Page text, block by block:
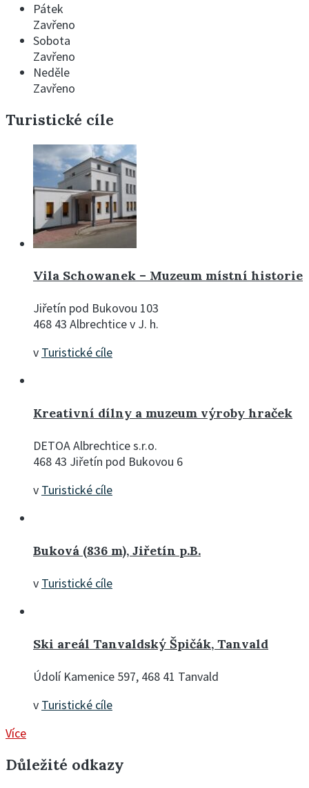
Pátek
Zavřeno
Sobota
Zavřeno
Neděle
Zavřeno
Turistické cíle
Vila Schowanek – Muzeum místní historie
Jiřetín pod Bukovou 103
468 43 Albrechtice v J. h.
v Turistické cíle
Kreativní dílny a muzeum výroby hraček
DETOA Albrechtice s.r.o.
468 43 Jiřetín pod Bukovou 6
v Turistické cíle
Buková (836 m), Jiřetín p.B.
v Turistické cíle
Ski areál Tanvaldský Špičák, Tanvald
Údolí Kamenice 597, 468 41 Tanvald
v Turistické cíle
Více
Důležité odkazy